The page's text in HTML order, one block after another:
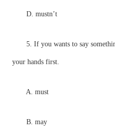
D. mustn’t
5. If you wants to say
your hands first.
A. must
B. may